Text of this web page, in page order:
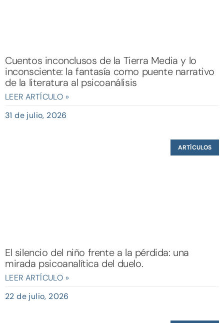
Cuentos inconclusos de la Tierra Media y lo
inconsciente: la fantasía como puente narrativo
de la literatura al psicoanálisis
LEER ARTÍCULO »
31 de julio, 2026
ARTÍCULOS
El silencio del niño frente a la pérdida: una
mirada psicoanalítica del duelo.
LEER ARTÍCULO »
22 de julio, 2026